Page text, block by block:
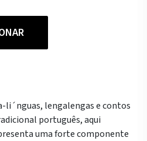
li´nguas, lengalengas e contos
português, aqui
uma forte componente